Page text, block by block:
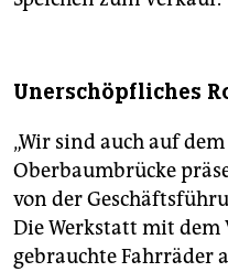
Unerschöpfliches
„Wir sind auch auf
Oberbaumbrücke
von der
Die Werkstatt mit dem
gebrauchte Fahrräder